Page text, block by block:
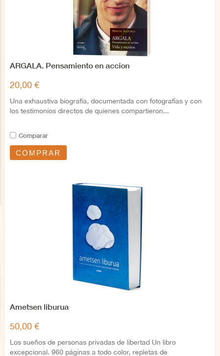
ARGALA. Pensamiento en accion
20,00 €
Una exhaustiva biografía, documentada con fotografías y con
los testimonios directos de quienes compartieron...
Comparar
COMPRAR
Ametsen liburua
50,00 €
Los sueños de personas privadas de libertad Un libro
excepcional. 960 páginas a todo color, repletas de